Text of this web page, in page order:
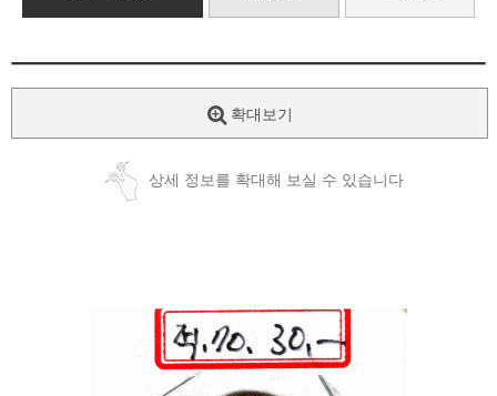
확대보기
상세 정보를 확대해 보실 수 있습니다